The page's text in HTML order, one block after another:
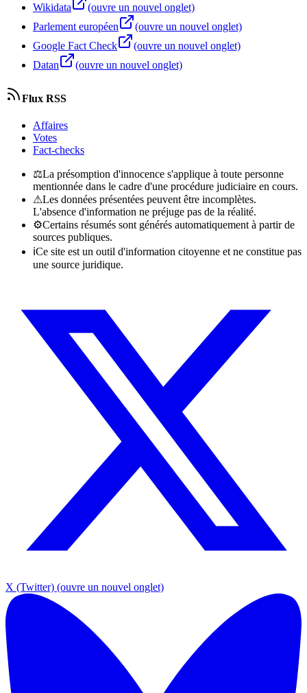
Wikidata
(ouvre un nouvel onglet)
Parlement européen
(ouvre un nouvel onglet)
Google Fact Check
(ouvre un nouvel onglet)
Datan
(ouvre un nouvel onglet)
Flux RSS
Affaires
Votes
Fact-checks
⚖La présomption d'innocence s'applique à toute personne
mentionnée dans le cadre d'une procédure judiciaire en cours.
⚠Les données présentées peuvent être incomplètes.
L'absence d'information ne préjuge pas de la réalité.
⚙Certains résumés sont générés automatiquement à partir de
sources publiques.
ℹCe site est un outil d'information citoyenne et ne constitue pas
une source juridique.
X (Twitter) (ouvre un nouvel onglet)